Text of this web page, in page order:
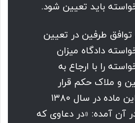
باید تعیین شود.
طرفین در تعیین
دادگاه میزان
را با ارجاع به
و ملاک حکم قرار
می‌دهد)) که این ماده در سال ۱۳۸۰
آن آمده: «در دعاوی که